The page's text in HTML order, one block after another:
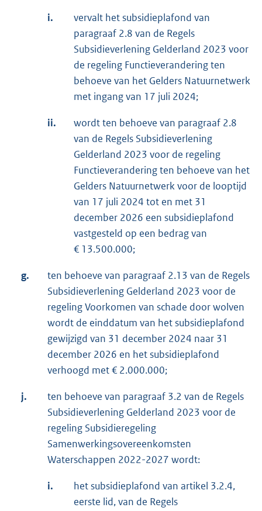
i.
vervalt het subsidieplafond van
paragraaf 2.8 van de Regels
Subsidieverlening Gelderland 2023 voor
de regeling Functieverandering ten
behoeve van het Gelders Natuurnetwerk
met ingang van 17 juli 2024;
ii.
wordt ten behoeve van paragraaf 2.8
van de Regels Subsidieverlening
Gelderland 2023 voor de regeling
Functieverandering ten behoeve van het
Gelders Natuurnetwerk voor de looptijd
van 17 juli 2024 tot en met 31
december 2026 een subsidieplafond
vastgesteld op een bedrag van
€ 13.500.000;
g.
ten behoeve van paragraaf 2.13 van de Regels
Subsidieverlening Gelderland 2023 voor de
regeling Voorkomen van schade door wolven
wordt de einddatum van het subsidieplafond
gewijzigd van 31 december 2024 naar 31
december 2026 en het subsidieplafond
verhoogd met € 2.000.000;
j.
ten behoeve van paragraaf 3.2 van de Regels
Subsidieverlening Gelderland 2023 voor de
regeling Subsidieregeling
Samenwerkingsovereenkomsten
Waterschappen 2022-2027 wordt:
i.
het subsidieplafond van artikel 3.2.4,
eerste lid, van de Regels